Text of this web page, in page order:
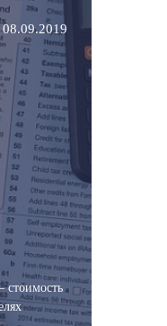
08.09.2019
стоимость